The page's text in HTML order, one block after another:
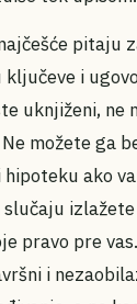
pitaju
i
uknjiženi, ne
možete ga
hipoteku ako
pravo pre
i